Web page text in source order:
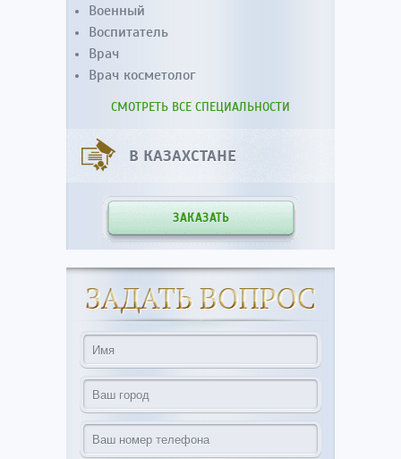
Военный
Воспитатель
Врач
Врач косметолог
СМОТРЕТЬ ВСЕ СПЕЦИАЛЬНОСТИ
В КАЗАХСТАНЕ
ЗАКАЗАТЬ